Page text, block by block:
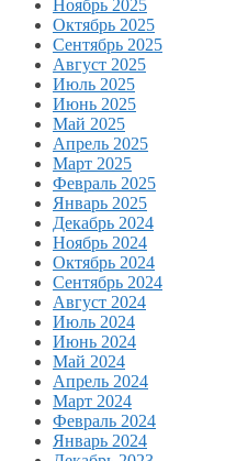
Ноябрь 2025
Октябрь 2025
Сентябрь 2025
Август 2025
Июль 2025
Июнь 2025
Май 2025
Апрель 2025
Март 2025
Февраль 2025
Январь 2025
Декабрь 2024
Ноябрь 2024
Октябрь 2024
Сентябрь 2024
Август 2024
Июль 2024
Июнь 2024
Май 2024
Апрель 2024
Март 2024
Февраль 2024
Январь 2024